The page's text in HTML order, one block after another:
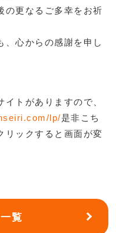
の更なるご多幸をお祈
、心からの感謝を申し
トがありますので、
lp/是非こち
リックすると画面が変
覧